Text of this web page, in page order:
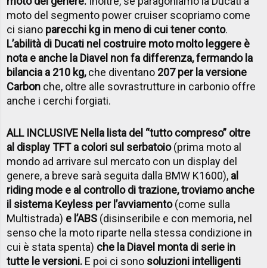
moto del segmento power cruiser scopriamo come
ci siano parecchi kg in meno di cui tener conto.
L’abilità di Ducati nel costruire moto molto leggere è
nota e anche la Diavel non fa differenza, fermando la
bilancia a 210 kg,che diventano 207 per la versione
Carbon che, oltre alle sovrastrutture in carbonio offre
anche i cerchi forgiati.
ALL INCLUSIVE Nella lista del “tutto compreso” oltre
al display TFT a colori sul serbatoio(prima moto al
mondo ad arrivare sul mercato con un display del
genere, a breve sarà seguita dalla BMW K1600), al
riding mode e al controllo di trazione, troviamo anche
il sistema Keyless per l’avviamento(come sulla
Multistrada) e l’ABS (disinseribile e con memoria, nel
senso che la moto riparte nella stessa condizione in
cui è stata spenta) che la Diavel monta di serie in
tutte le versioni. E poi ci sono soluzioni intelligenti